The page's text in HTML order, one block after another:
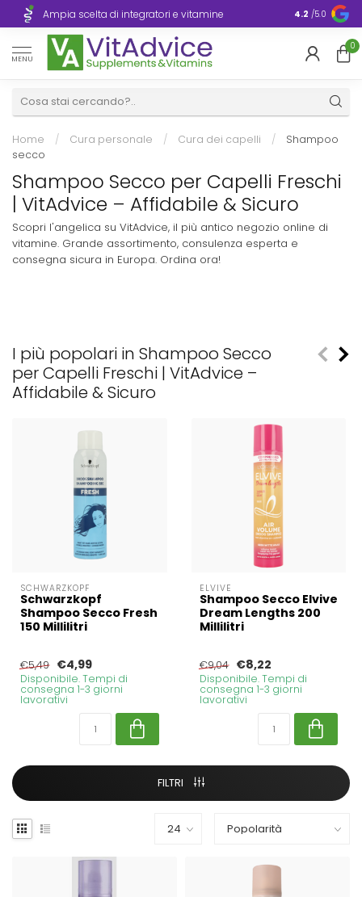
Ampia scelta di integratori e vitamine Consegna
Europa
4.2 /5.0
MENU
0
Home / Cura personale / Cura dei capelli /
Shampoo
secco
Shampoo Secco per Capelli Freschi
| VitAdvice – Affidabile & Sicuro
Scopri l'angelica su VitAdvice, il più antico negozio online di
vitamine. Grande assortimento, consulenza esperta e
consegna sicura in Europa. Ordina ora!
I più popolari in Shampoo Secco
per Capelli Freschi | VitAdvice –
Affidabile & Sicuro
SCHWARZKOPF
Schwarzkopf
Shampoo Secco Fresh
150 Millilitri
€5,49 €4,99
Disponibile. Tempi di
consegna 1-3 giorni
lavorativi
ELVIVE
Shampoo Secco Elvive
Dream Lengths 200
Millilitri
€9,04 €8,22
Disponibile. Tempi di
consegna 1-3 giorni
lavorativi
FILTRI